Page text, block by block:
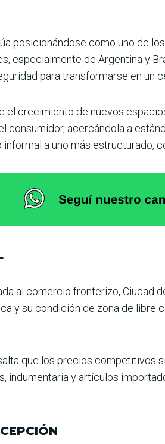
posicionán­dose como uno de
espe­cialmente de Argentina y
para transformarse en
el crecimiento de nuevos
consumi­dor, acercándola a
a uno más estructurado,
al comercio fronterizo, Ciudad
y su condición de zona de libre
que los precios competiti­vos
indumentaria y artículos